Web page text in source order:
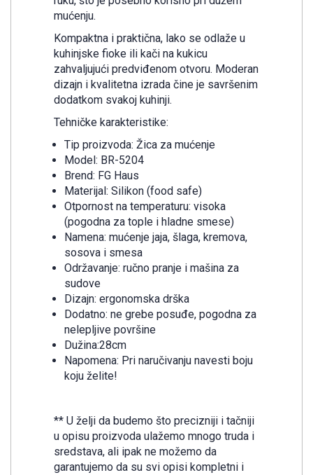
mućenju.
Kompaktna i praktična, lako se odlaže u
kuhinjske fioke ili kači na kukicu
zahvaljujući predviđenom otvoru. Moderan
dizajn i kvalitetna izrada čine je savršenim
dodatkom svakoj kuhinji.
Tehničke karakteristike:
Tip proizvoda: Žica za mućenje
Model: BR-5204
Brend: FG Haus
Materijal: Silikon (food safe)
Otpornost na temperaturu: visoka
(pogodna za tople i hladne smese)
Namena: mućenje jaja, šlaga, kremova,
sosova i smesa
Održavanje: ručno pranje i mašina za
sudove
Dizajn: ergonomska drška
Dodatno: ne grebe posuđe, pogodna za
nelepljive površine
Dužina:28cm
Napomena: Pri naručivanju navesti boju
koju želite!
** U želji da budemo što precizniji i tačniji
u opisu proizvoda ulažemo mnogo truda i
sredstava, ali ipak ne možemo da
garantujemo da su svi opisi kompletni i